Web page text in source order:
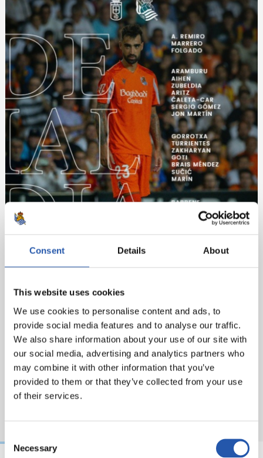
Consent Details About
This website uses cookies
We use cookies to personalise content and ads, to
provide social media features and to analyse our traffic.
We also share information about your use of our site with
our social media, advertising and analytics partners who
may combine it with other information that you’ve
provided to them or that they’ve collected from your use
of their services.
Selection
Necessary